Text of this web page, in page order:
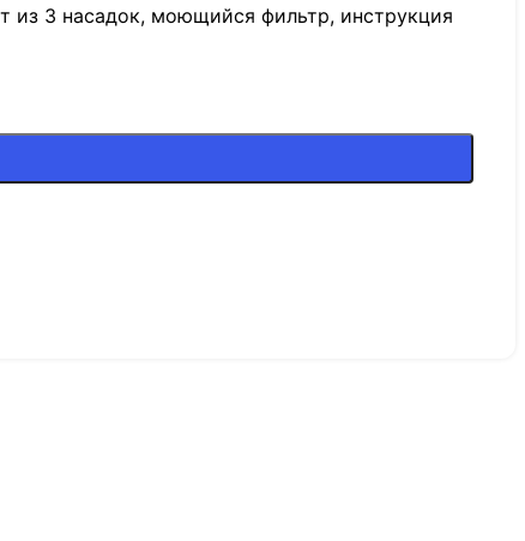
из 3 насадок, моющийся фильтр, инструкция